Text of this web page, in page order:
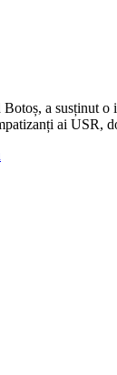
a susținut
ai USR,